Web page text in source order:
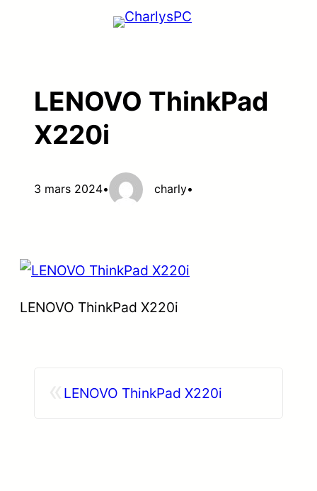
LENOVO ThinkPad
X220i
3 mars 2024• charly•
LENOVO ThinkPad X220i
LENOVO ThinkPad X220i